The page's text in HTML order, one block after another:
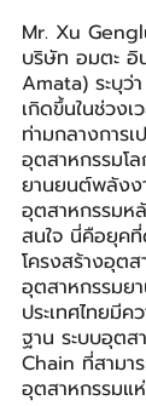
Mr. Xu
บริษัท อมตะ อิ
Amata) ระบุว่
เกิดขึ้นในช่วงเ
ท่ามกลางการ
อุตสาหกรรมโ
ยานยนต์พลังง
อุตสาหกรรมห
สนใจ นี่คือยุค
โครงสร้างอุตส
อุตสาหกรรมย
ประเทศไทยมี
ฐาน ระบบอุต
Chain ที่สามา
อุตสาหกรรมแ